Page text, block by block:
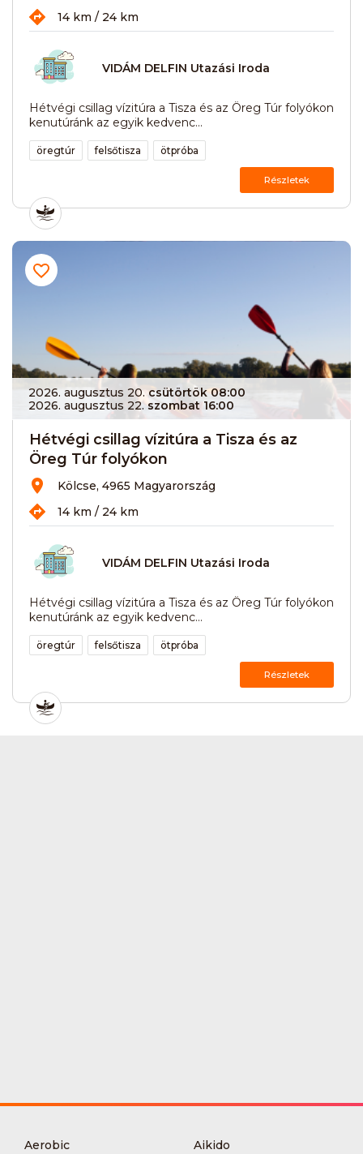
14 km / 24 km
VIDÁM DELFIN Utazási Iroda
Hétvégi csillag vízitúra a Tisza és az Öreg Túr folyókon
kenutúránk az egyik kedvenc...
öregtúr felsőtisza ötpróba
Részletek
2026. augusztus 20. csütörtök 08:00
2026. augusztus 22. szombat 16:00
Hétvégi csillag vízitúra a Tisza és az
Öreg Túr folyókon
Kölcse, 4965 Magyarország
14 km / 24 km
VIDÁM DELFIN Utazási Iroda
Hétvégi csillag vízitúra a Tisza és az Öreg Túr folyókon
kenutúránk az egyik kedvenc...
öregtúr felsőtisza ötpróba
Részletek
Aerobic
Aikido